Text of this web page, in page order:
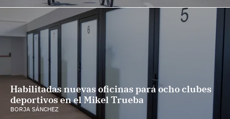
Habilitadas nuevas oficinas para ocho clubes
deportivos en el Mikel Trueba
BORJA SÁNCHEZ